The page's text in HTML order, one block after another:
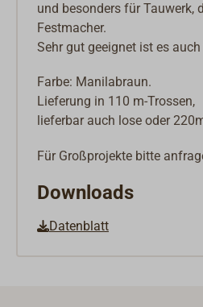
und besonders für Tauwerk,
Festmacher.
Sehr gut geeignet ist es
Farbe: Manilabraun.
Lieferung in 110 m-Trossen,
lieferbar auch lose oder
Für Großprojekte bitte
Downloads
Datenblatt